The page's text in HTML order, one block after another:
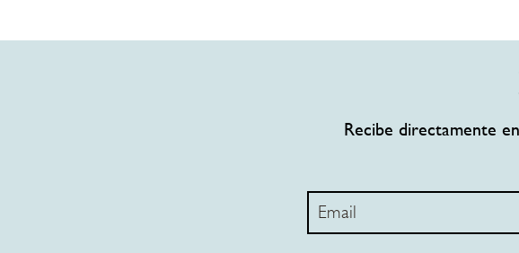
Recibe directamente